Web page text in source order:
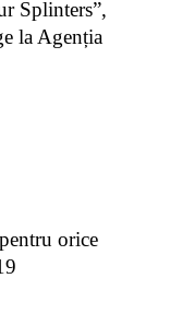
Splinters”,
la Agenția
orice